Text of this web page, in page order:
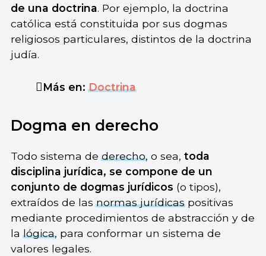
de una doctrina. Por ejemplo, la doctrina
católica está constituida por sus dogmas
religiosos particulares, distintos de la doctrina
judía.
Más en:Doctrina
Dogma en derecho
Todo sistema dederecho, o sea, toda
disciplina jurídica, se compone de un
conjunto de dogmas jurídicos (o tipos),
extraídos de lasnormas jurídicaspositivas
mediante procedimientos de abstracción y de
lalógica, para conformar un sistema de
valores legales.